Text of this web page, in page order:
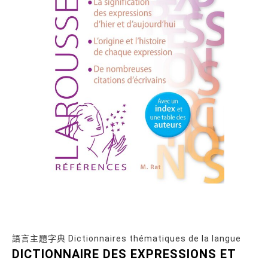
語言主題字典 Dictionnaires thématiques de la langue
DICTIONNAIRE DES EXPRESSIONS ET